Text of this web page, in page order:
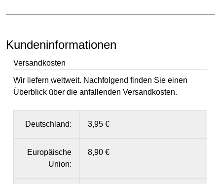
Kundeninformationen
Versandkosten
Wir liefern weltweit. Nachfolgend finden Sie einen
Überblick über die anfallenden Versandkosten.
Deutschland: 3,95 €
Europäische
Union:
8,90 €